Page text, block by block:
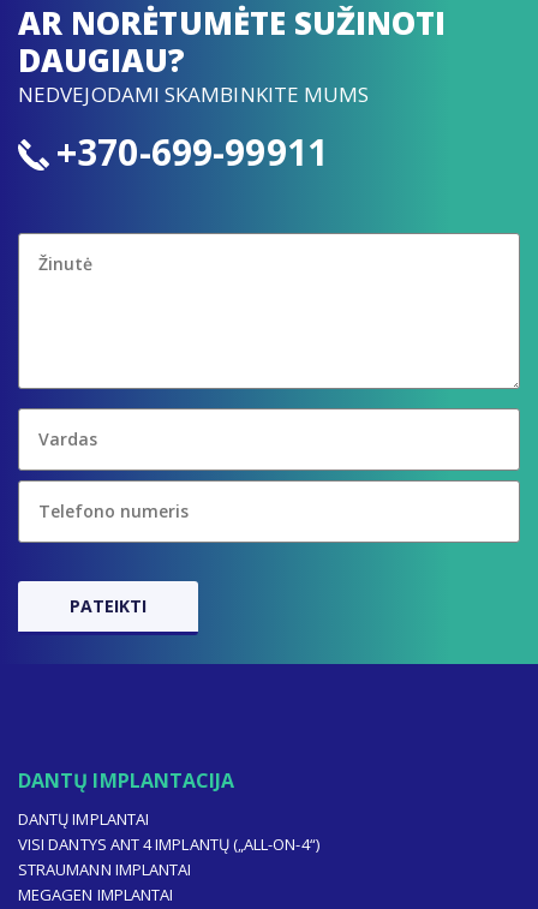
AR NORĖTUMĖTE SUŽINOTI
DAUGIAU?
NEDVEJODAMI SKAMBINKITE MUMS
+370-699-99911
DANTŲ IMPLANTACIJA
DANTŲ IMPLANTAI
VISI DANTYS ANT 4 IMPLANTŲ („ALL-ON-4“)
STRAUMANN IMPLANTAI
MEGAGEN IMPLANTAI